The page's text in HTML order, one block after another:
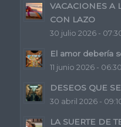
VACACIONES A
CON LAZO
30 julio 2026 -
El amor debería
11 junio 2026 - 06:30
DESEOS QUE
30 abril 2026 -
LA SUERTE DE